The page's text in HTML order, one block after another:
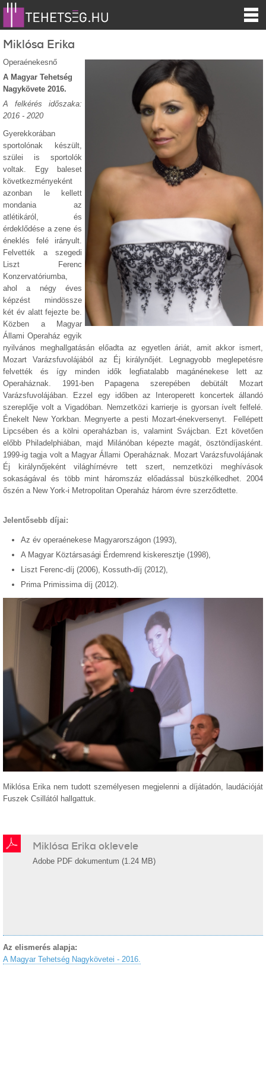
Miklósa Erika
Operaénekesnő
A Magyar Tehetség
Nagykövete 2016.
A felkérés időszaka:
2016 - 2020
Gyerekkorában
sportolónak készült,
szülei is sportolók
voltak. Egy baleset
következményeként
azonban le kellett
mondania az
atlétikáról, és
érdeklődése a zene és
éneklés felé irányult.
Felvették a szegedi
Liszt Ferenc
Konzervatóriumba,
ahol a négy éves
képzést mindössze
két év alatt fejezte be.
Közben a Magyar
Állami Operaház egyik
nyilvános meghallgatásán előadta az egyetlen áriát, amit akkor ismert,
Mozart Varázsfuvolájából az Éj királynőjét. Legnagyobb meglepetésre
felvették és így minden idők legfiatalabb magánénekese lett az
Operaháznak. 1991-ben Papagena szerepében debütált Mozart
Varázsfuvolájában. Ezzel egy időben az Interoperett koncertek állandó
szereplője volt a Vigadóban. Nemzetközi karrierje is gyorsan ívelt felfelé.
Énekelt New Yorkban. Megnyerte a pesti Mozart-énekversenyt. Fellépett
Lipcsében és a kölni operaházban is, valamint Svájcban. Ezt követően
előbb Philadelphiában, majd Milánóban képezte magát, ösztöndíjasként.
1999-ig tagja volt a Magyar Állami Operaháznak. Mozart Varázsfuvolájának
Éj királynőjeként világhírnévre tett szert, nemzetközi meghívások
sokaságával és több mint háromszáz előadással büszkélkedhet. 2004
őszén a New York-i Metropolitan Operaház három évre szerződtette.
Jelentősebb díjai:
Az év operaénekese Magyarországon (1993),
A Magyar Köztársasági Érdemrend kiskeresztje (1998),
Liszt Ferenc-díj (2006), Kossuth-díj (2012),
Prima Primissima díj (2012).
Miklósa Erika nem tudott személyesen megjelenni a díjátadón, laudációját
Fuszek Csillától hallgattuk.
Miklósa Erika oklevele
Adobe PDF dokumentum (1.24 MB)
Az elismerés alapja:
A Magyar Tehetség Nagykövetei - 2016.